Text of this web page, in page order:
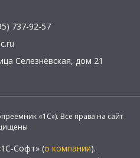
737-92-57
Селезнёвская, дом 21
«1С»). Все права на сайт
Софт» (о компании).